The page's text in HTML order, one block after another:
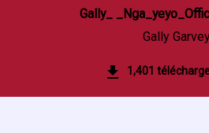
Gally_
Gally
1,401